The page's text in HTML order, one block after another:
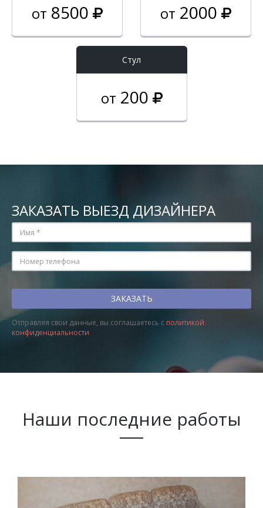
от 8500 от 2000
Стул
от 200
ЗАКАЗАТЬ ВЫЕЗД ДИЗАЙНЕРА
Отправляя свои данные, вы соглашаетесь с политикой
конфиденциальности
Наши последние работы